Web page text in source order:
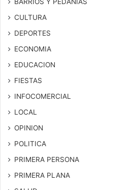
CULTURA
DEPORTES
ECONOMIA
EDUCACION
FIESTAS
INFOCOMERCIAL
LOCAL
OPINION
POLITICA
PRIMERA PERSONA
PRIMERA PLANA